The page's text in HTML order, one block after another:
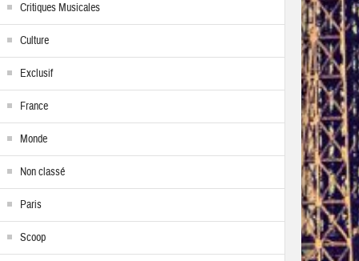
Critiques Musicales
Culture
Exclusif
France
Monde
Non classé
Paris
Scoop